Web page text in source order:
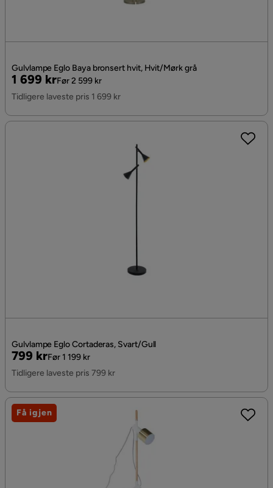
Gulvlampe Eglo Baya bronsert hvit, Hvit/Mørk grå
Pris
1 699 kr
Original
Pris
Før 2 599 kr
Tidligere laveste pris 1 699 kr
Gulvlampe Eglo Cortaderas, Svart/Gull
Pris
799 kr
Original
Pris
Før 1 199 kr
Tidligere laveste pris 799 kr
Få igjen